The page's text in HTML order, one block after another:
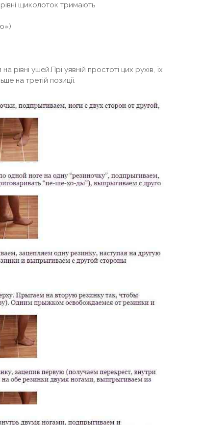
щиколоток тримають
рівні ушей.Прі уявній простоті цих рухів, їх
на третій позиції.